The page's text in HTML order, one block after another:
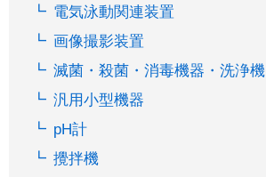
電気泳動関連装置
画像撮影装置
滅菌・殺菌・消毒機器・洗浄機
汎用小型機器
pH計
攪拌機